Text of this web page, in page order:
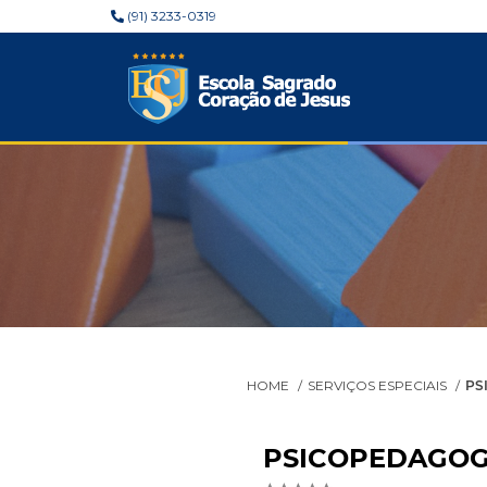
(91) 3233-0319
HOME SERVIÇOS ESPECIAIS